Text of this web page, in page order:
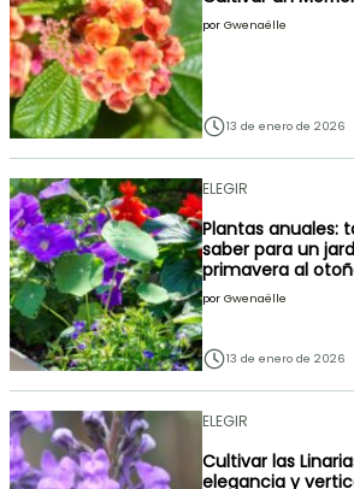
por Gwenaëlle
13 de enero de 2026
ELEGIR
Plantas anuales:
saber para un
primavera al
por Gwenaëlle
13 de enero de 2026
ELEGIR
Cultivar las
elegancia y